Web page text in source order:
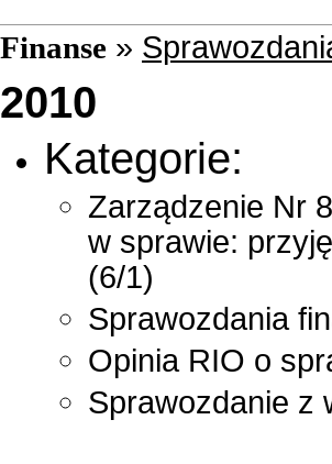
Finanse »
2010
Kategorie:
Zarządzenie Nr
w sprawie:
(6/1)
Sprawozdania
Opinia RIO o
Sprawozdanie z